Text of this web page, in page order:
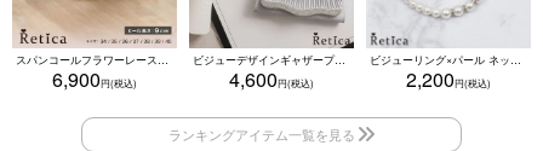
スパンコールフラワーレースアンクルストラップハイヒールセパレートパンプス (ベージュ)
6,900
ビジューデザインギャザープリーツ入り2wayバッグ(ベージュ/シルバー/ブラック)
4,600
ビジューリング×パール ネックレス・ブレスレット・ピアス 3点セット（ホワイト）
2,200